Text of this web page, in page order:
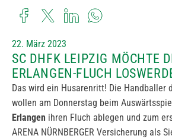
22. März 2023
SC DHFK LEIPZIG MÖCHTE
ERLANGEN-FLUCH
Das wird ein Husarenritt! Die Handballer
wollen am Donnerstag beim
Erlangen ihren Fluch ablegen und zum
ARENA NÜRNBERGER Versicherung als